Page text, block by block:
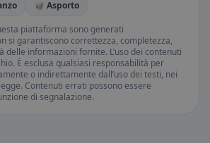
🥡 Asporto
piattaforma sono generati
si garantiscono correttezza, completezza,
delle informazioni fornite. L’uso dei contenuti
È esclusa qualsiasi responsabilità per
o indirettamente dall’uso dei testi, nei
Contenuti errati possono essere
di segnalazione.